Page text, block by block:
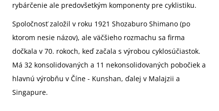
rybárčenie ale predovšetkým komponenty pre cyklistiku.
Spoločnosť založil v roku 1921 Shozaburo Shimano (po
ktorom nesie názov), ale väčšieho rozmachu sa firma
dočkala v 70. rokoch, keď začala s výrobou cyklosúčiastok.
Má 32 konsolidovaných a 11 nekonsolidovaných pobočiek a
hlavnú výrobňu v Číne - Kunshan, ďalej v Malajzii a
Singapure.